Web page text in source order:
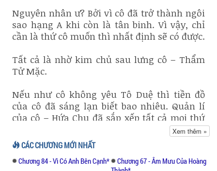
Nguyên nhân ư? Bởi vì cô đã trở thành ngôi
sao hạng A khi còn là tân binh. Vì vậy, chỉ
cần là thứ cô muốn thì nhất định sẽ có được.
Tất cả là nhờ kim chủ sau lưng cô – Thẩm
Tử Mặc.
Nếu như cô không yêu Tô Duệ thì tiền đồ
của cô đã sáng lạn biết bao nhiêu. Quản lí
của cô – Hứa Chu đã sắp xếp tất cả mọi thứ
cho cô. Đầu tiên là giành được danh hiệu
Thiên hậu. Sau đó thì mở một công ty riêng.
Cuối cùng là tiến công ra nước ngoài.
Xem thêm »
CÁC CHƯƠNG MỚI NHẤT
Chương 84 - Vì Có Anh Bên Cạnh*
Chương 67 - Âm Mưu Của Hoàng